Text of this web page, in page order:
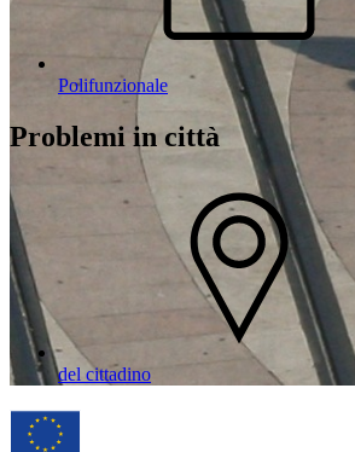
Polifunzionale
Problemi in città
del cittadino